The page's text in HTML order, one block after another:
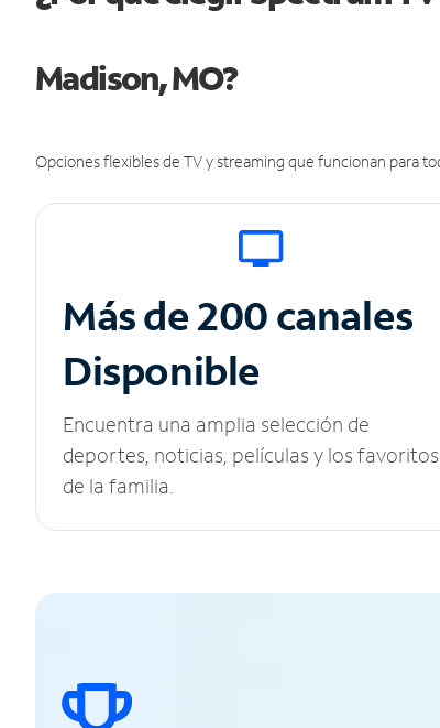
Madison, MO?
Opciones flexibles de TV y streaming que funcionan para
Más de 200 canales
Disponible
Encuentra una amplia selección de
deportes, noticias, películas y los favoritos
de la familia.